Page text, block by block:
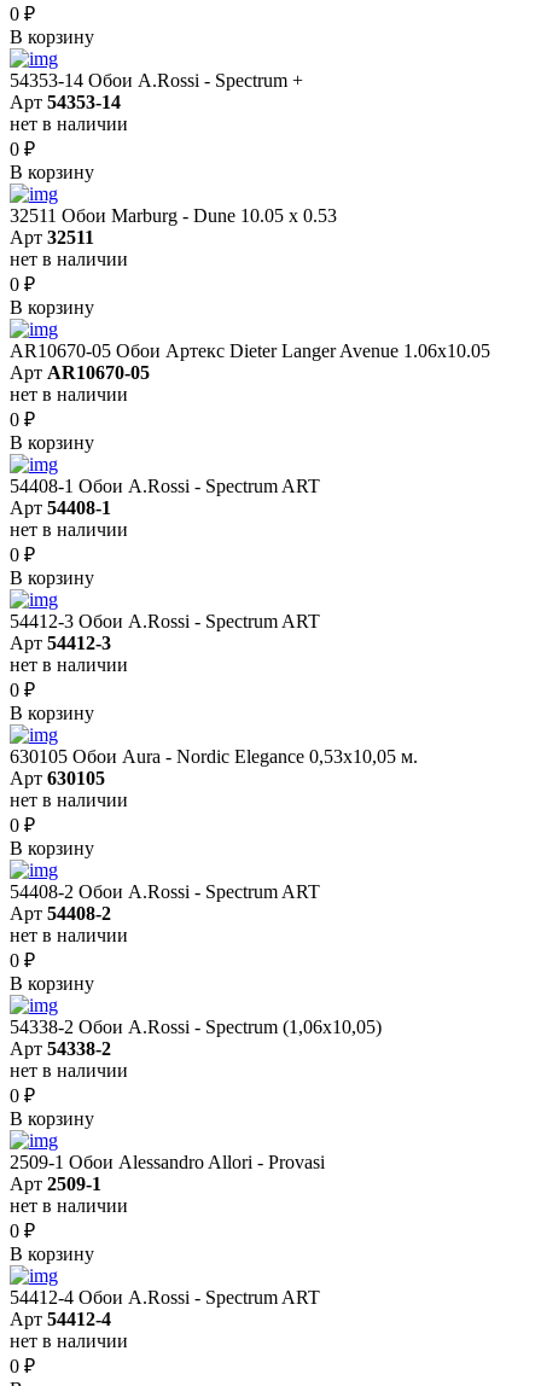
0 ₽
В корзину
54353-14 Обои A.Rossi - Spectrum +
Арт 54353-14
нет в наличии
0 ₽
В корзину
32511 Обои Marburg - Dune 10.05 х 0.53
Арт 32511
нет в наличии
0 ₽
В корзину
AR10670-05 Обои Артекс Dieter Langer Avenue 1.06x10.05
Арт AR10670-05
нет в наличии
0 ₽
В корзину
54408-1 Обои A.Rossi - Spectrum ART
Арт 54408-1
нет в наличии
0 ₽
В корзину
54412-3 Обои A.Rossi - Spectrum ART
Арт 54412-3
нет в наличии
0 ₽
В корзину
630105 Обои Aura - Nordic Elegance 0,53x10,05 м.
Арт 630105
нет в наличии
0 ₽
В корзину
54408-2 Обои A.Rossi - Spectrum ART
Арт 54408-2
нет в наличии
0 ₽
В корзину
54338-2 Обои A.Rossi - Spectrum (1,06x10,05)
Арт 54338-2
нет в наличии
0 ₽
В корзину
2509-1 Обои Alessandro Allori - Provasi
Арт 2509-1
нет в наличии
0 ₽
В корзину
54412-4 Обои A.Rossi - Spectrum ART
Арт 54412-4
нет в наличии
0 ₽